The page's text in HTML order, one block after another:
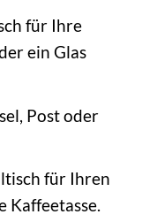
für Ihre
ein Glas
Post oder
für Ihren
Kaffeetasse.